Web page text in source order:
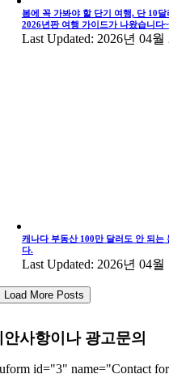
봄에 꼭 가봐야 할 단기 여행, 단 10
2026년판 여행 가이드가 나왔습니다~
Last Updated: 2026년 04월
캐나다 부동산 100만 달러도 안 되는
다.
Last Updated: 2026년 04월
Load More Posts
안사항이나 광고문의
id="3" name="Contact